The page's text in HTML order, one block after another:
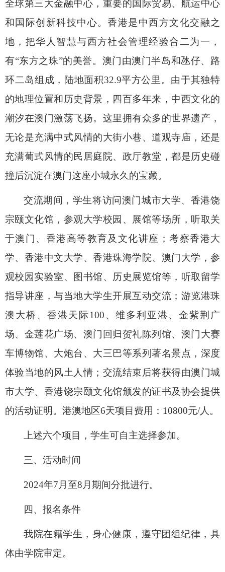
全球第三大金融中心，重要的国际贸易、航运中心
和国际创新科技中心。香港是中西方文化交融之
地，把华人智慧与西方社会管理经验合二为一，
有“东方之珠”的美誉。澳门由澳门半岛和氹仔、路
环二岛组成，陆地面积32.9平方公里。由于其独特
的地理位置和历史背景，四百多年来，中西文化的
潮汐在澳门激荡飞扬。这里拥有众多的世界遗产，
无论是充满中式风情的大街小巷、道观寺庙，还是
充满葡式风情的民居庭院、政厅教堂，都是历史碰
撞后沉淀在澳门这座小城永久的宝藏。
交流期间，学生将访问澳门城市大学、香港饶
宗颐文化馆，参观大学校园、展馆等场所，听取关
于澳门、香港高等教育及文化讲座；考察香港大
学、香港中文大学、香港珠海学院、澳门大学，参
观校园实验室、图书馆、历史展览馆等，听取留学
指导讲座，与当地大学生开展互动交流；游览港珠
澳大桥、香港天际100 、维多利亚港、金紫荆广
场、金莲花广场、澳门回归贺礼陈列馆、澳门大赛
车博物馆、大炮台、大三巴等系列著名景点，深度
体验当地的风土人情；交流结束后将获得由澳门城
市大学、香港饶宗颐文化馆颁发的证书及协会提供
的活动证明。港澳地区6天项目费用： 10800元/人。
上述六个项目，学生可自主选择参加。
三、活动时间
2024年7 月至8 月期间分批进行。
四、报名条件
我院在籍学生，身心健康，遵守团组纪律，具
体由学院审定。